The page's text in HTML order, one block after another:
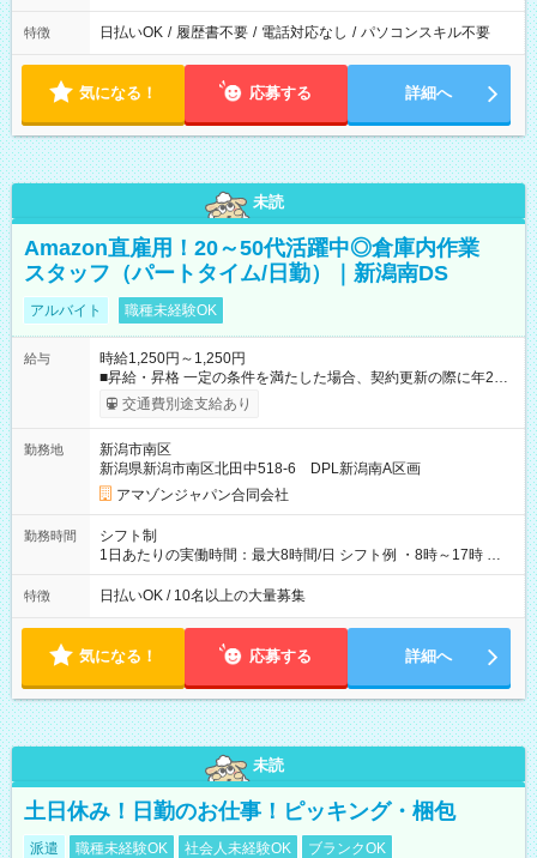
特徴 日払いOK / 履歴書不要 / 電話対応なし / パソコンスキル不要
気になる！ 応募する 詳細へ
未読
Amazon直雇用！20～50代活躍中◎倉庫内作業
スタッフ（パートタイム/日勤）｜新潟南DS
アルバイト 職種未経験OK
給与
時給1,250円～1,250円
■昇給・昇格 一定の条件を満たした場合、契約更新の際に年2回
まで昇給の機会があります。 ■正社員登用制度あり ※月末締/翌
月25日支払い ※時間外手当、別途支給 ※深夜割増賃金 (22:00～
☆Amazon直雇用で安定して働けます！ 【試用期間】試用期間
あり 試用期間の長さ：1週間 雇用形態、給与は本採用時と同じ
です。
交通費別途支給あり
勤務地
新潟市南区
新潟県新潟市南区北田中518-6 DPL新潟南A区画
アマゾンジャパン合同会社
勤務時間
シフト制
1日あたりの実働時間：最大8時間/日 シフト例 ・8時～17時 ・
12時～21時
特徴 日払いOK / 10名以上の大量募集
気になる！ 応募する 詳細へ
未読
土日休み！日勤のお仕事！ピッキング・梱包
派遣 職種未経験OK 社会人未経験OK
ブランクOK